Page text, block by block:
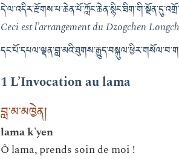
Ceci est l’arrangement du Dzogchen
1 L’Invocation au lama
བླ་མ་མཁྱེན།
lama k'yen
Ô lama, prends soin de moi !